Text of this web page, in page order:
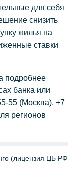
для себя
снизить
жилья на
ставки
подробнее
банка или
55 (Москва), +7
регионов
(лицензия ЦБ РФ